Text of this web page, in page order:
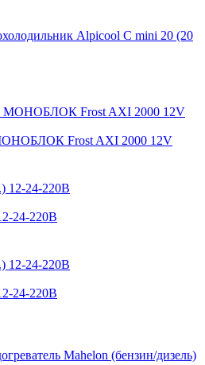
Alpicool C mini 20 (20
Frost AXI 2000 12V
24-220В
24-220В